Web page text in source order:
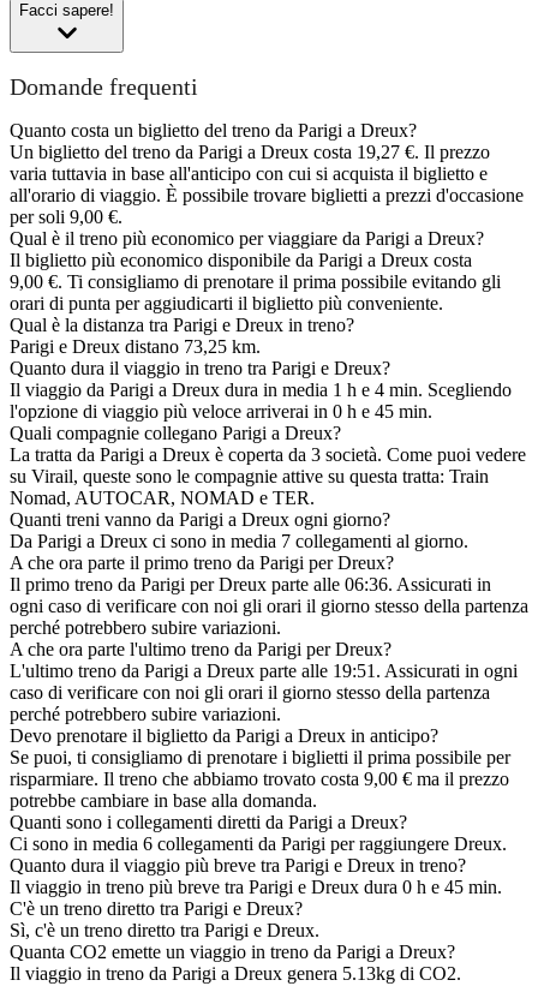
Facci sapere!
Domande frequenti
Quanto costa un biglietto del treno da Parigi a Dreux?
Un biglietto del treno da Parigi a Dreux costa 19,27 €. Il prezzo
varia tuttavia in base all'anticipo con cui si acquista il biglietto e
all'orario di viaggio. È possibile trovare biglietti a prezzi d'occasione
per soli 9,00 €.
Qual è il treno più economico per viaggiare da Parigi a Dreux?
Il biglietto più economico disponibile da Parigi a Dreux costa
9,00 €. Ti consigliamo di prenotare il prima possibile evitando gli
orari di punta per aggiudicarti il biglietto più conveniente.
Qual è la distanza tra Parigi e Dreux in treno?
Parigi e Dreux distano 73,25 km.
Quanto dura il viaggio in treno tra Parigi e Dreux?
Il viaggio da Parigi a Dreux dura in media 1 h e 4 min. Scegliendo
l'opzione di viaggio più veloce arriverai in 0 h e 45 min.
Quali compagnie collegano Parigi a Dreux?
La tratta da Parigi a Dreux è coperta da 3 società. Come puoi vedere
su Virail, queste sono le compagnie attive su questa tratta: Train
Nomad, AUTOCAR, NOMAD e TER.
Quanti treni vanno da Parigi a Dreux ogni giorno?
Da Parigi a Dreux ci sono in media 7 collegamenti al giorno.
A che ora parte il primo treno da Parigi per Dreux?
Il primo treno da Parigi per Dreux parte alle 06:36. Assicurati in
ogni caso di verificare con noi gli orari il giorno stesso della partenza
perché potrebbero subire variazioni.
A che ora parte l'ultimo treno da Parigi per Dreux?
L'ultimo treno da Parigi a Dreux parte alle 19:51. Assicurati in ogni
caso di verificare con noi gli orari il giorno stesso della partenza
perché potrebbero subire variazioni.
Devo prenotare il biglietto da Parigi a Dreux in anticipo?
Se puoi, ti consigliamo di prenotare i biglietti il prima possibile per
risparmiare. Il treno che abbiamo trovato costa 9,00 € ma il prezzo
potrebbe cambiare in base alla domanda.
Quanti sono i collegamenti diretti da Parigi a Dreux?
Ci sono in media 6 collegamenti da Parigi per raggiungere Dreux.
Quanto dura il viaggio più breve tra Parigi e Dreux in treno?
Il viaggio in treno più breve tra Parigi e Dreux dura 0 h e 45 min.
C'è un treno diretto tra Parigi e Dreux?
Sì, c'è un treno diretto tra Parigi e Dreux.
Quanta CO2 emette un viaggio in treno da Parigi a Dreux?
Il viaggio in treno da Parigi a Dreux genera 5.13kg di CO2.